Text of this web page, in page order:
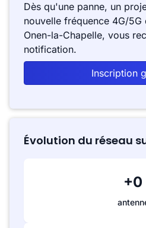
Dès qu'une panne, un
nouvelle fréquence 4G/5G
Onen-la-Chapelle, vous
notification.
Inscription
Évolution du réseau
+0